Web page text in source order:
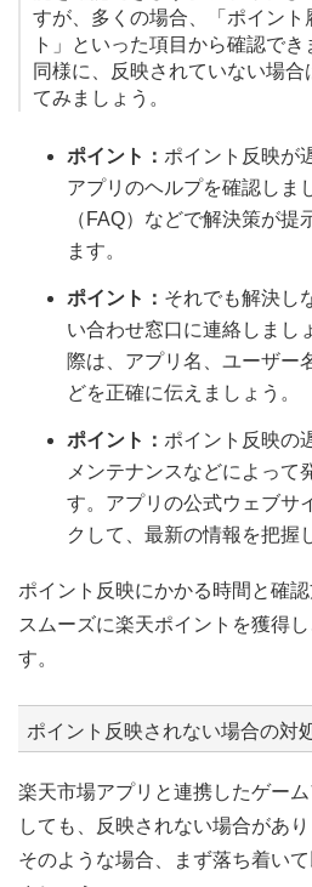
すが、多くの場合、「ポイント
ト」といった項目から確認で
同様に、反映されていない場
てみましょう。
ポイント： ポイント反映が
アプリのヘルプを確認しま
（FAQ）などで解決策が提
ます。
ポイント： それでも解決し
い合わせ窓口に連絡しまし
際は、アプリ名、ユーザー
どを正確に伝えましょう。
ポイント： ポイント反映の
メンテナンスなどによって
す。アプリの公式ウェブサ
クして、最新の情報を把握
ポイント反映にかかる時間と確
スムーズに楽天ポイントを獲得
す。
ポイント反映されない場合の対
楽天市場アプリと連携したゲー
しても、反映されない場合があり
そのような場合、まず落ち着い